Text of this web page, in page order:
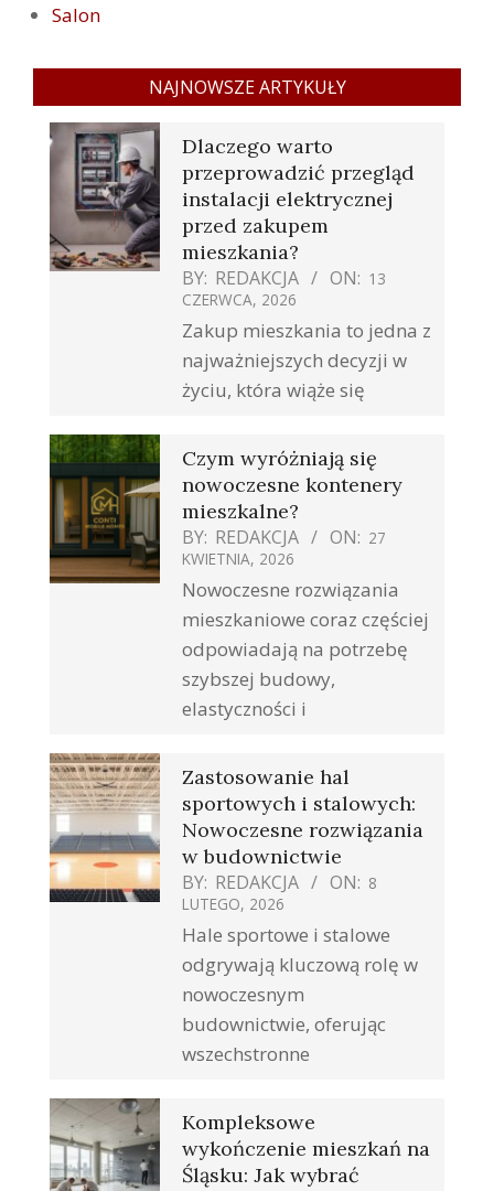
Salon
NAJNOWSZE ARTYKUŁY
Dlaczego warto
przeprowadzić przegląd
instalacji elektrycznej
przed zakupem
mieszkania?
BY: REDAKCJA ON: 13
CZERWCA, 2026
Zakup mieszkania to jedna z
najważniejszych decyzji w
życiu, która wiąże się
Czym wyróżniają się
nowoczesne kontenery
mieszkalne?
BY: REDAKCJA ON: 27
KWIETNIA, 2026
Nowoczesne rozwiązania
mieszkaniowe coraz częściej
odpowiadają na potrzebę
szybszej budowy,
elastyczności i
Zastosowanie hal
sportowych i stalowych:
Nowoczesne rozwiązania
w budownictwie
BY: REDAKCJA ON: 8
LUTEGO, 2026
Hale sportowe i stalowe
odgrywają kluczową rolę w
nowoczesnym
budownictwie, oferując
wszechstronne
Kompleksowe
wykończenie mieszkań na
Śląsku: Jak wybrać